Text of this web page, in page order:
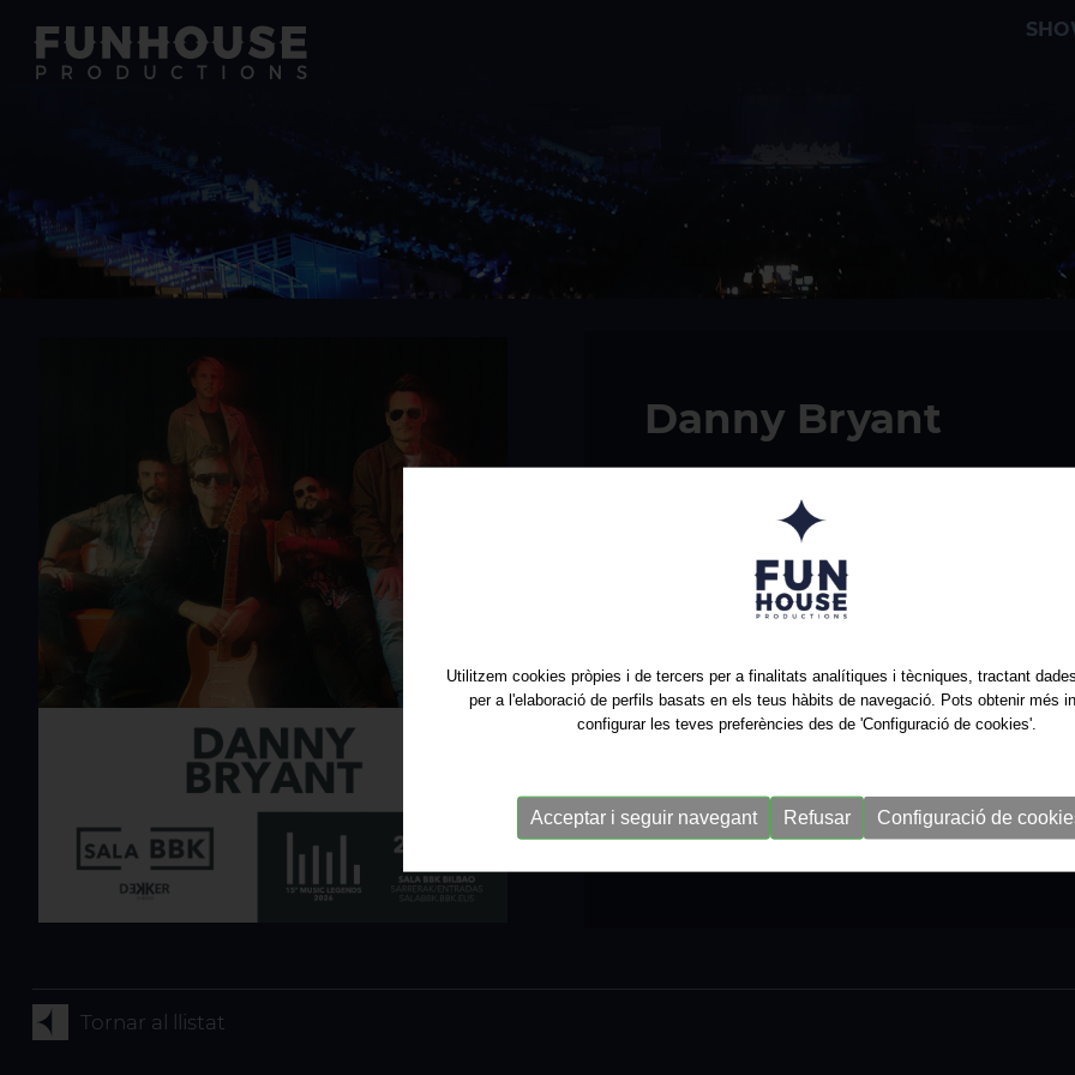
Danny Bryant
Tornar al llistat
Utilitzem cookies pròpies i de tercers per a finalitats analítiques i tècniques, tractant
per a l'elaboració de perfils basats en els teus hàbits de navegació. Pots obtenir més
configurar les teves preferències des de 'Configuració de cookies'.
Acceptar i seguir navegant Refusar Configuració de